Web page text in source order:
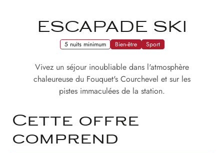
ESCAPADE SKI
5 nuits minimum Bien-être Sport
Vivez un séjour inoubliable dans l'atmosphère
chaleureuse du Fouquet's Courchevel et sur les
pistes immaculées de la station.
Cette offre
comprend